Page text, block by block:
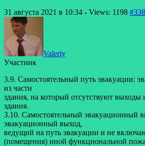
31 августа 2021 в 10:34 - Views: 1198
Valeriy
Участник
3.9. Самостоятельный путь эвакуации:
из части
здания, на который отсутствуют выходы
здания.
3.10. Самостоятельный эвакуационный
эвакуационный выход,
ведущий на путь эвакуации и не
(помещения) иной функциональной